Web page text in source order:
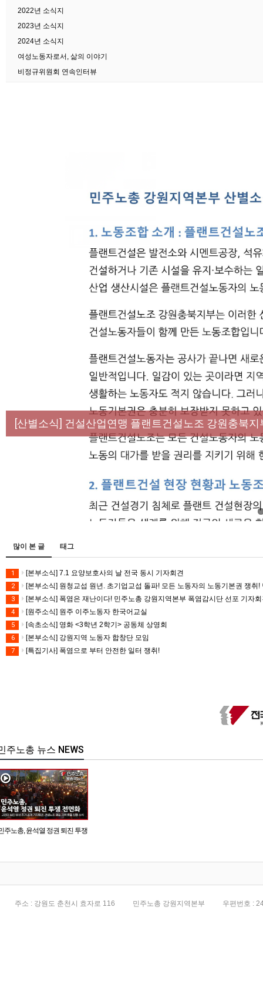
2022년 소식지
2023년 소식지
2024년 소식지
여성노동자로서, 삶의 이야기
비정규위원회 연속인터뷰
[성명] 막을 수 있었던 죽음, HL만도가 책임져라 : 청
[산별소식] 건설산업연맹 플랜트건설노조 강원충북지
[강릉,속초,원주,춘천] 폭염감시단 사업 이모저모
[조합원☆인터뷰] 서비스연맹 전국학교비정규직노동
[본부소식] 강원지역 노동자 합창단 모임
많이 본 글 태그
1 [본부소식] 7.1 요양보호사의 날 전국 동시 기자회견
2 [본부소식] 원청교섭 원년. 초기업교섭 돌파! 모든 노동자의 노동기본권 쟁취
3 [본부소식] 폭염은 재난이다! 민주노총 강원지역본부 폭염감시단 선포 기자
4 [원주소식] 원주 이주노동자 한국어교실
5 [속초소식] 영화 <3학년 2학기> 공동체 상영회
6 [본부소식] 강원지역 노동자 합창단 모임
7 [특집기사] 폭염으로 부터 안전한 일터 쟁취!
주노총 뉴스 NEWS
주노총, 윤석열 정권 퇴진 투쟁
주소 : 강원도 춘천시 효자로 116 민주노총 강원지역본부 우편번호 :